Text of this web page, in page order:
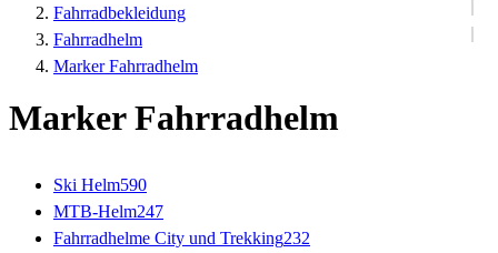
Fahrradbekleidung
Fahrradhelm
Marker Fahrradhelm
Marker Fahrradhelm
Ski Helm590
MTB-Helm247
Fahrradhelme City und Trekking232